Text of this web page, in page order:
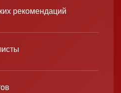
рекомендаций